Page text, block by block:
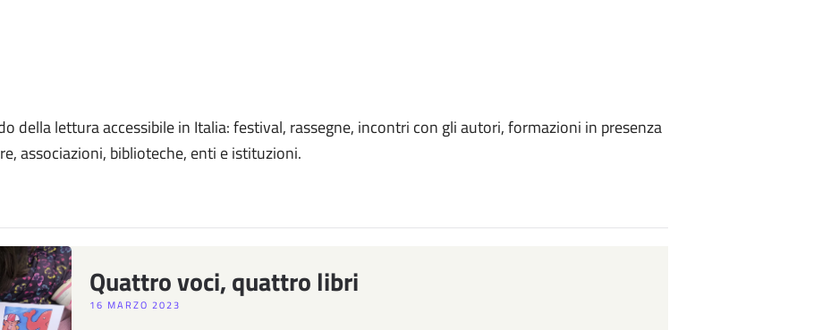
della lettura accessibile in Italia: festival, rassegne, incontri con gli autori, formazioni in presenza
associazioni, biblioteche, enti e istituzioni.
Quattro voci, quattro libri
16 MARZO 2023